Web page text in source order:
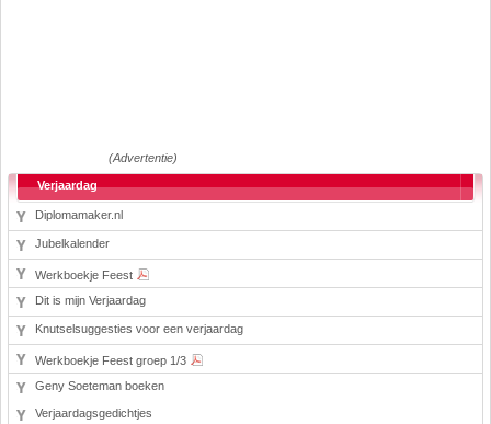
(Advertentie)
Verjaardag
Diplomamaker.nl
Jubelkalender
Werkboekje Feest
Dit is mijn Verjaardag
Knutselsuggesties voor een verjaardag
Werkboekje Feest groep 1/3
Geny Soeteman boeken
Verjaardagsgedichtjes